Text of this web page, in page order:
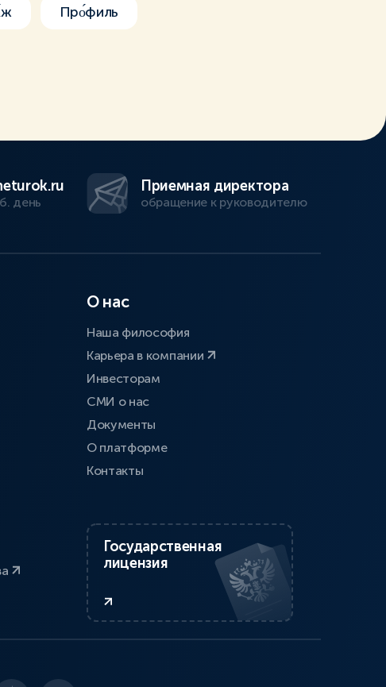
Про́филь
день
Приемная директора
обращение к руководителю
О нас
Наша философия
Карьера в компании
Инвесторам
СМИ о нас
Документы
О платформе
Контакты
Государственная
лицензия